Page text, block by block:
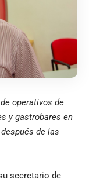
operativos de
y gastrobares en
de las
secretario de